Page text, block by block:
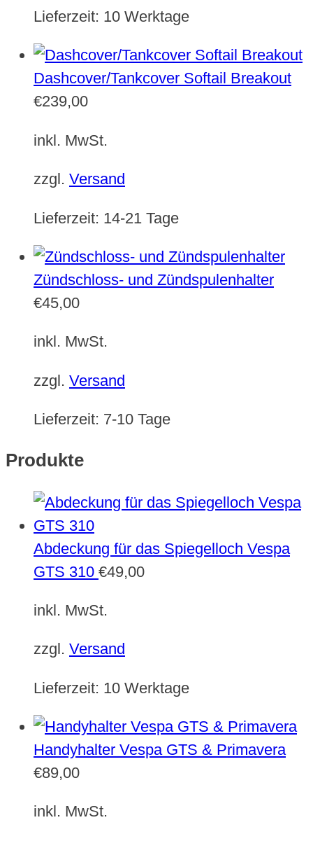
Lieferzeit: 10 Werktage
Dashcover/Tankcover Softail Breakout
€239,00
inkl. MwSt.
zzgl. Versand
Lieferzeit: 14-21 Tage
Zündschloss- und Zündspulenhalter
€45,00
inkl. MwSt.
zzgl. Versand
Lieferzeit: 7-10 Tage
Produkte
Abdeckung für das Spiegelloch Vespa
GTS 310 €49,00
inkl. MwSt.
zzgl. Versand
Lieferzeit: 10 Werktage
Handyhalter Vespa GTS & Primavera
€89,00
inkl. MwSt.